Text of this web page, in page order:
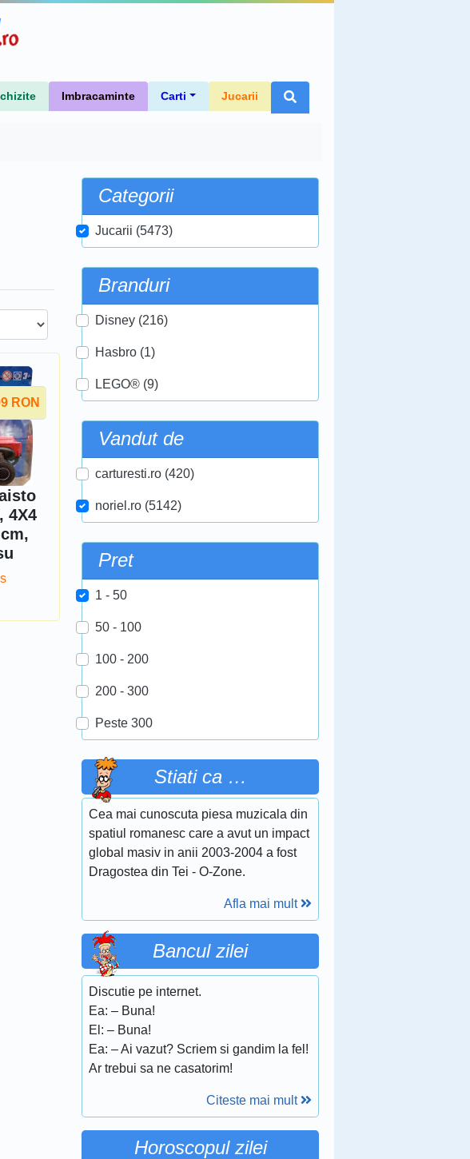
Imbracaminte Carti Jucarii
RON
4X4
Categorii
Jucarii (5473)
Branduri
Disney (216)
Hasbro (1)
LEGO® (9)
Vandut de
carturesti.ro (420)
noriel.ro (5142)
Pret
1 - 50
50 - 100
100 - 200
200 - 300
Peste 300
Stiati ca …
Cea mai cunoscuta piesa muzicala din
spatiul romanesc care a avut un impact
global masiv in anii 2003-2004 a fost
Dragostea din Tei - O-Zone.
Afla mai mult
Bancul zilei
Discutie pe internet.
Ea: – Buna!
El: – Buna!
Ea: – Ai vazut? Scriem si gandim la fel!
Ar trebui sa ne casatorim!
Citeste mai mult
Horoscopul zilei